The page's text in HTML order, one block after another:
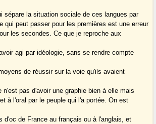
sépare la situation sociale de ces langues par
qui peut passer pour les premières est une erreur
les secondes. Ce que je reproche aux
agi par idéologie, sans se rendre compte
de réussir sur la voie qu'ils avaient
n'est pas d'avoir une graphie bien à elle mais
à l'oral par le peuple qui l'a portée. On est
d'oc de France au français ou à l'anglais, et